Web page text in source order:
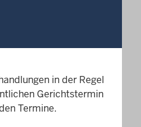
in der Regel
Gerichtstermin
Termine.